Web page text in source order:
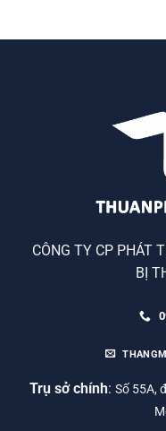
CÔNG TY CP PHÁT
BỊ
Trụ sở chính: Số 55A,